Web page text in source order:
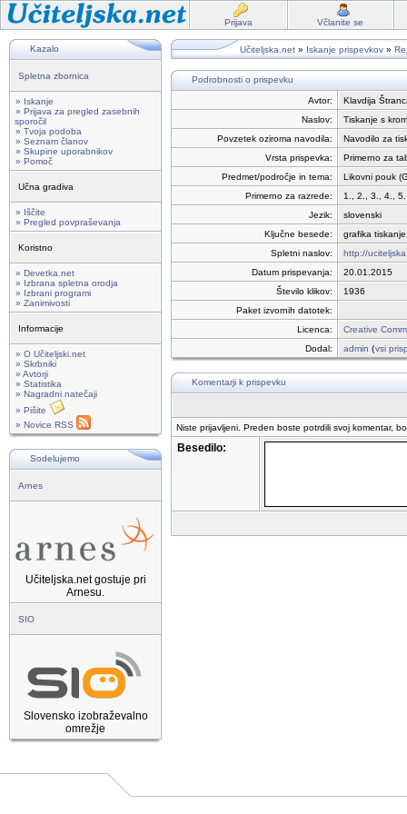
Prijava Včlanite se
Kazalo
Spletna zbornica
» Iskanje
» Prijava za pregled zasebnih
sporočil
» Tvoja podoba
» Seznam članov
» Skupine uporabnikov
» Pomoč
Učna gradiva
» Iščite
» Pregled povpraševanja
Koristno
» Devetka.net
» Izbrana spletna orodja
» Izbrani programi
» Zanimivosti
Informacije
» O Učiteljski.net
» Skrbniki
» Avtorji
» Statistika
» Nagradni natečaji
» Pišite
» Novice RSS
Sodelujemo
Arnes
Učiteljska.net gostuje pri
Arnesu.
SIO
Slovensko izobraževalno
omrežje
Učiteljska.net » Iskanje prispevkov »
Podrobnosti o prispevku
Avtor:
Klavdija
Naslov:
Tiskanje s
Povzetek oziroma navodila:
Navodilo za
Vrsta prispevka:
Primerno za
Predmet/področje in tema:
Likovni pouk
Primerno za razrede:
1., 2., 3., 4., 5.
Jezik:
slovenski
Ključne besede:
grafika
Spletni naslov:
http://
Datum prispevanja:
20.01.2015
Število klikov:
1936
Paket izvornih datotek:
Licenca:
Creative
Dodal:
admin (vsi
Komentarji k prispevku
Niste prijavljeni. Preden boste potrdili svoj komentar,
Besedilo: